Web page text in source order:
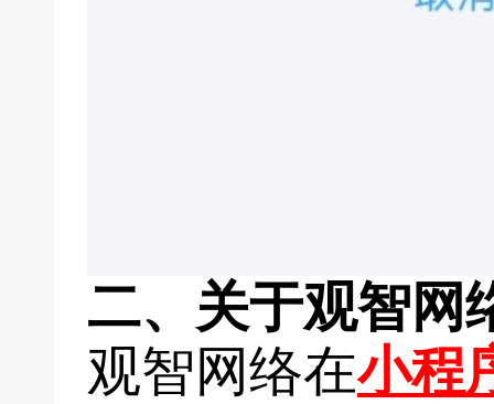
二、关于观智网
观智网络在小程